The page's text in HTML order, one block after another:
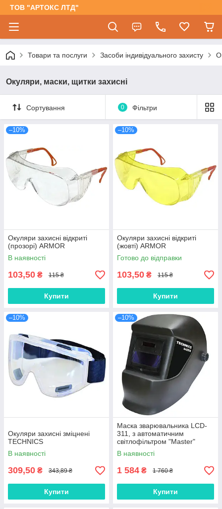
ТОВ "АРТОКС ЛТД"
Товари та послуги Засоби індивідуального захисту
Окуляри, маски, щитки захисні
Сортування 0 Фільтри
–10%
Окуляри захисні відкриті
(прозорі) ARMOR
В наявності
103,50 ₴ 115 ₴
Купити
–10%
Окуляри захисні відкриті
(жовті) ARMOR
Готово до відправки
103,50 ₴ 115 ₴
Купити
–10%
Окуляри захисні зміцнені
TECHNICS
В наявності
309,50 ₴ 343,89 ₴
Купити
–10%
Маска зварювальника LCD-
311, з автоматичним
світлофільтром "Master"
TECHNICS
В наявності
1 584 ₴ 1 760 ₴
Купити